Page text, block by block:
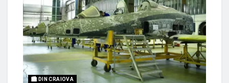
🏙 DIN CRAIOVA